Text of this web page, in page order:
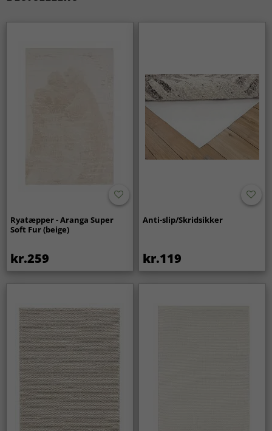
Ryatæpper - Aranga Super
Soft Fur (beige)
kr.259
Anti-slip/Skridsikker
kr.119